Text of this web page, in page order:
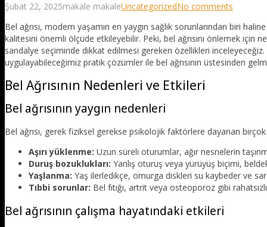
Şubat 22, 2025makale makaleUncategorizedNo comments
Bel ağrısı, modern yaşamın en yaygın sağlık sorunlarından biri
kalitesini önemli ölçüde etkileyebilir. Peki, bel ağrısını önlemek için
sandalye seçiminde dikkat edilmesi gereken özellikleri
uygulayabileceğimiz pratik çözümler ile bel ağrısının üstesinden
Bel Ağrısının Nedenleri ve Etkileri
Bel ağrısının yaygın nedenleri
Bel ağrısı, gerek fiziksel gerekse psikolojik faktörlere dayanan
Aşırı yüklenme: Uzun süreli oturumlar, ağır nesnelerin
Duruş bozuklukları: Yanlış oturuş veya yürüyüş biçimi,
Yaşlanma: Yaş ilerledikçe, omurga diskleri su kaybeder ve
Tıbbi sorunlar: Bel fıtığı, artrit veya osteoporoz gibi
Bel ağrısının çalışma hayatındaki etkileri